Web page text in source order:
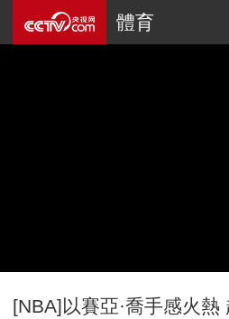
體育
[NBA]以賽亞·喬手感火熱